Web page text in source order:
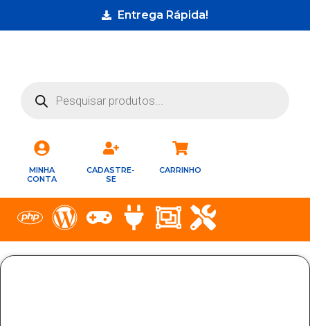
Entrega Rápida!
MINHA
CONTA
CADASTRE-
SE
CARRINHO